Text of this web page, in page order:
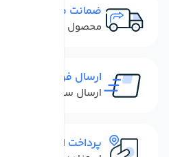
ضمانت مرجوعی
محصول نباید آسیب
ارسال فوری
ارسال سفارش در
پرداخت امن